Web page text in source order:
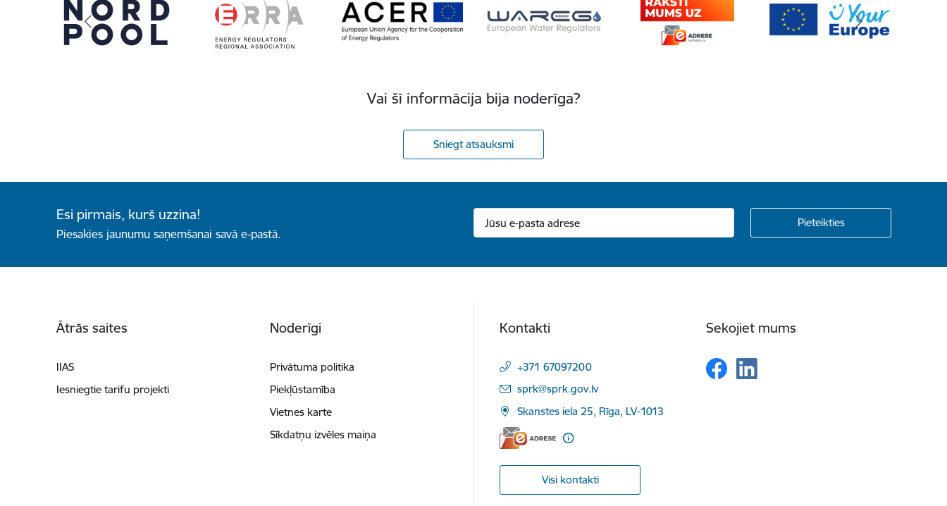
Vai šī informācija bija noderīga?
Sniegt atsauksmi
Esi pirmais, kurš uzzina!
Piesakies jaunumu saņemšanai savā e-pastā.
Ātrās saites
IIAS
Iesniegtie tarifu projekti
Noderīgi
Privātuma politika
Piekļūstamība
Vietnes karte
Sīkdatņu izvēles maiņa
Kontakti
+371 67097200
E-pasts:
sprk@sprk.gov.lv
Skanstes iela 25, Rīga, LV-1013
Visi kontakti
Sekojiet mums